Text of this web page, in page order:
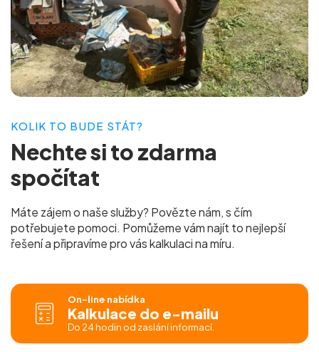
KOLIK TO BUDE STÁT?
Nechte si tozdarma
spočítat
Máte zájem o naše služby? Povězte nám, s čím
potřebujete pomoci. Pomůžeme vám najít to nejlepší
řešení a připravíme pro váskalkulaci na míru.
On-line nabídka
Kalkulace do e-mailu
Do 24 hodin od zaslání informací.